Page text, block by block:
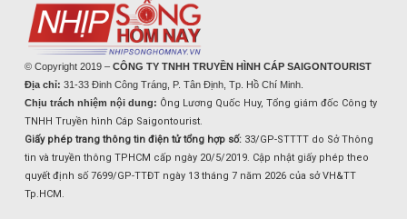
© Copyright 2019 – CÔNG TY TNHH TRUYỀN HÌNH CÁP SAIGONTOURIST
Địa chỉ: 31-33 Đinh Công Tráng, P. Tân Định, Tp. Hồ Chí Minh.
Chịu trách nhiệm nội dung: Ông Lương Quốc Huy, Tổng giám đốc Công ty
TNHH Truyền hình Cáp Saigontourist.
Giấy phép trang thông tin điện tử tổng hợp số: 33/GP-STTTT do Sở Thông
tin và truyền thông TPHCM cấp ngày 20/5/2019. Cập nhật giấy phép theo
quyết định số 7699/GP-TTĐT ngày 13 tháng 7 năm 2026 của sở VH&TT
Tp.HCM.